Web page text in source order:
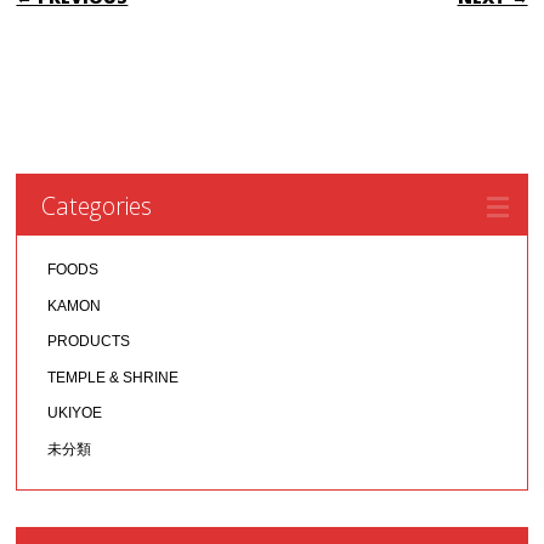
Categories
FOODS
KAMON
PRODUCTS
TEMPLE & SHRINE
UKIYOE
未分類